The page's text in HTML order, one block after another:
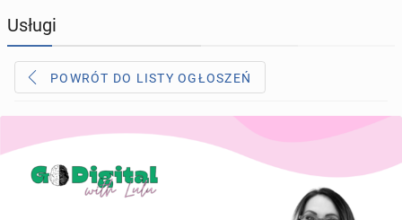
TOWARZYSKIE
Usługi
POWRÓT DO LISTY OGŁOSZEŃ